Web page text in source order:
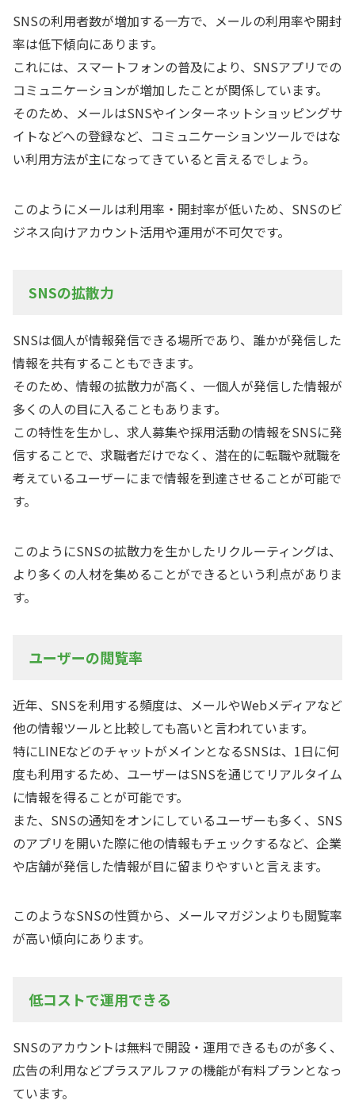
SNSの利用者数が増加する一方で、メールの利用率や開封
率は低下傾向にあります。
これには、スマートフォンの普及により、SNSアプリでの
コミュニケーションが増加したことが関係しています。
そのため、メールはSNSやインターネットショッピングサ
イトなどへの登録など、コミュニケーションツールではな
い利用方法が主になってきていると言えるでしょう。
このようにメールは利用率・開封率が低いため、SNSのビ
ジネス向けアカウント活用や運用が不可欠です。
SNSの拡散力
SNSは個人が情報発信できる場所であり、誰かが発信した
情報を共有することもできます。
そのため、情報の拡散力が高く、一個人が発信した情報が
多くの人の目に入ることもあります。
この特性を生かし、求人募集や採用活動の情報をSNSに発
信することで、求職者だけでなく、潜在的に転職や就職を
考えているユーザーにまで情報を到達させることが可能で
す。
このようにSNSの拡散力を生かしたリクルーティングは、
より多くの人材を集めることができるという利点がありま
す。
ユーザーの閲覧率
近年、SNSを利用する頻度は、メールやWebメディアなど
他の情報ツールと比較しても高いと言われています。
特にLINEなどのチャットがメインとなるSNSは、1日に何
度も利用するため、ユーザーはSNSを通じてリアルタイム
に情報を得ることが可能です。
また、SNSの通知をオンにしているユーザーも多く、SNS
のアプリを開いた際に他の情報もチェックするなど、企業
や店舗が発信した情報が目に留まりやすいと言えます。
このようなSNSの性質から、メールマガジンよりも閲覧率
が高い傾向にあります。
低コストで運用できる
SNSのアカウントは無料で開設・運用できるものが多く、
広告の利用などプラスアルファの機能が有料プランとなっ
ています。